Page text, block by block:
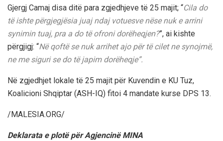
Gjergj Camaj disa ditë para zgjedhjeve të 25 majit; “Cila do
të ishte përgjegjësia juaj ndaj votuesve nëse nuk e arrini
synimin tuaj, pra a do të ofroni dorëheqjen?”, ai kishte
përgjigj: “Në qoftë se nuk arrihet ajo për të cilet ne synojmë,
ne me siguri se do të japim dorëheqje”.
Në zgjedhjet lokale të 25 majit për Kuvendin e KU Tuz,
Koalicioni Shqiptar (ASH-IQ) fitoi 4 mandate kurse DPS 13.
/MALESIA.ORG/
Deklarata e plotë për Agjencinë MINA